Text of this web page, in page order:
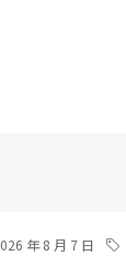
年 8 月 7 日